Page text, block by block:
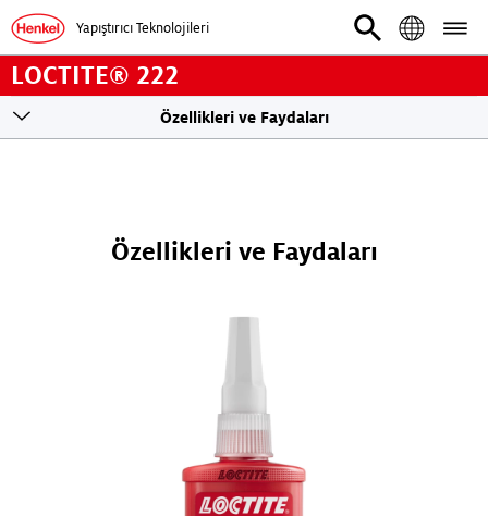
Yapıştırıcı Teknolojileri
LOCTITE® 222
Özellikleri ve Faydaları
Özellikleri ve Faydaları